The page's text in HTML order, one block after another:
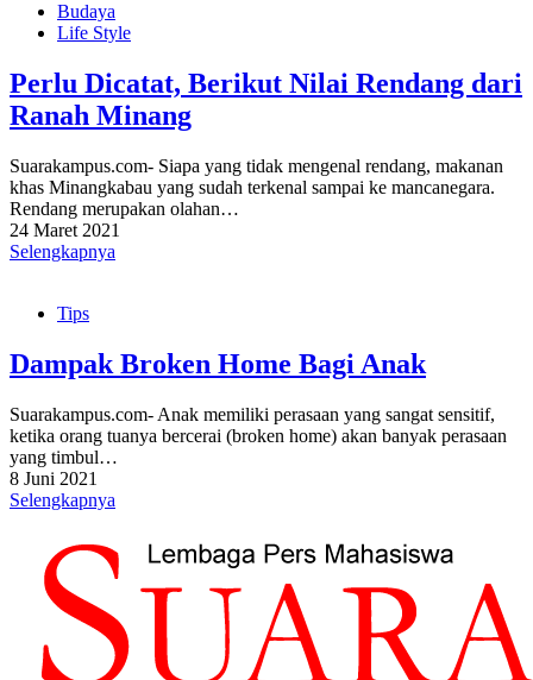
Budaya
Life Style
Perlu Dicatat, Berikut Nilai Rendang dari
Ranah Minang
Suarakampus.com- Siapa yang tidak mengenal rendang, makanan
khas Minangkabau yang sudah terkenal sampai ke mancanegara.
Rendang merupakan olahan…
24 Maret 2021
Selengkapnya
Tips
Dampak Broken Home Bagi Anak
Suarakampus.com- Anak memiliki perasaan yang sangat sensitif,
ketika orang tuanya bercerai (broken home) akan banyak perasaan
yang timbul…
8 Juni 2021
Selengkapnya